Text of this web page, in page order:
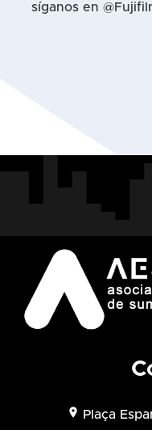
síganos en
location_on Plaça